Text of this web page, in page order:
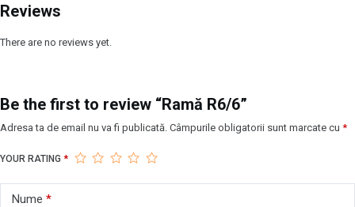
Reviews
There are no reviews yet.
Be the first to review “Ramă R6/6”
Adresa ta de email nu va fi publicată. Câmpurile obligatorii sunt marcate cu *
YOUR RATING *
Nume *